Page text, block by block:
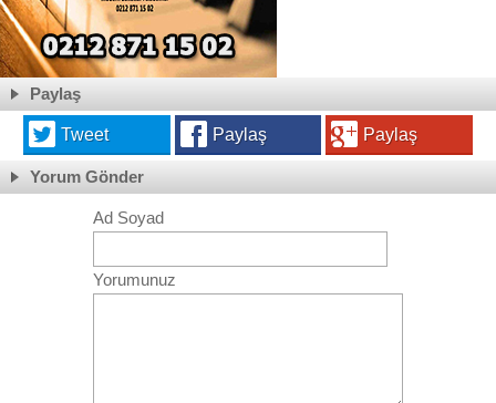
Paylaş
Tweet Paylaş Paylaş
Yorum Gönder
Ad Soyad
Yorumunuz